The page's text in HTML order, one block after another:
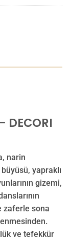
DECORI
narin
yapraklı
gizemi,
zaferle sona
ve tefekkür